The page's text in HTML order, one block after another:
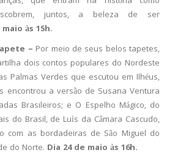
juntos, a beleza de ser
às 15h.
– Por meio de seus belos tapetes,
dois contos populares do Nordeste
Palmas Verdes que escutou em Ilhéus,
encontrou a versão de Susana Ventura
Brasileiros; e O Espelho Mágico, do
do Brasil, de Luís da Câmara Cascudo,
com as bordadeiras de São Miguel do
do Norte. Dia 24 de maio às 16h.